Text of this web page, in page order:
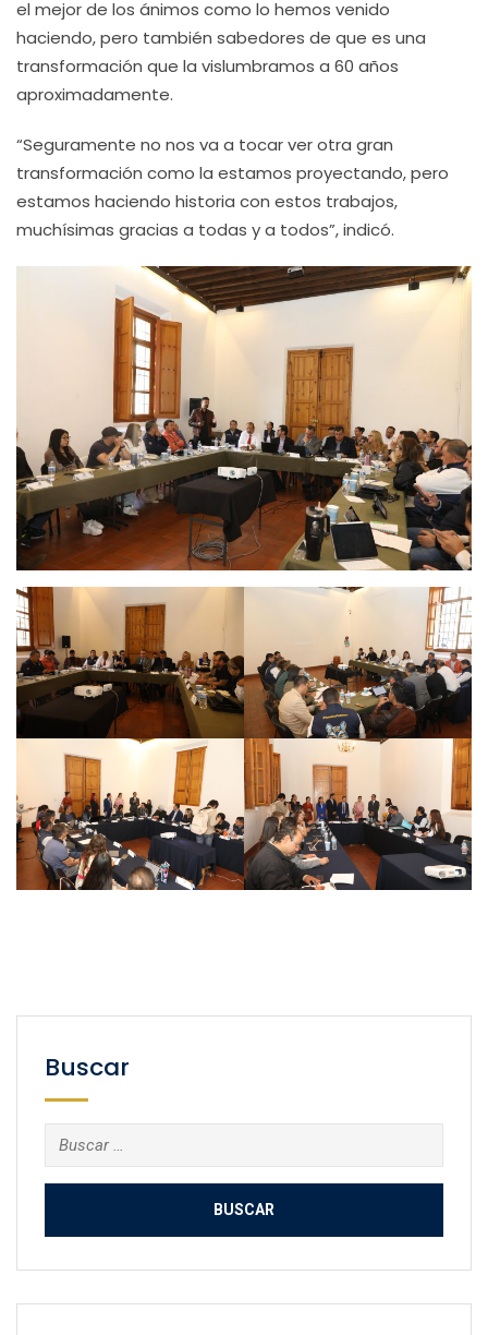
el mejor de los ánimos como lo hemos venido
haciendo, pero también sabedores de que es una
transformación que la vislumbramos a 60 años
aproximadamente.
“Seguramente no nos va a tocar ver otra gran
transformación como la estamos proyectando, pero
estamos haciendo historia con estos trabajos,
muchísimas gracias a todas y a todos”, indicó.
Buscar
Buscar: